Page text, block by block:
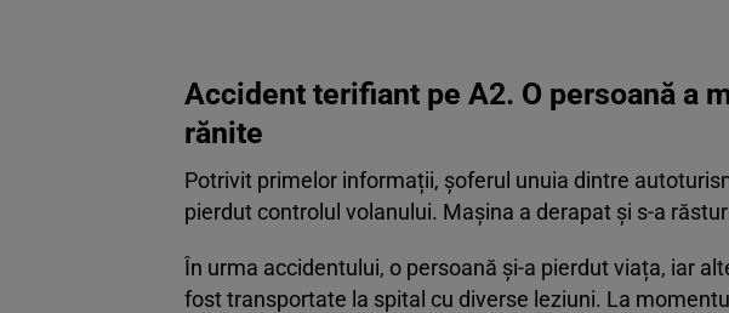
Accident terifiant pe A2. O persoană a
rănite
Potrivit primelor informații, șoferul unuia dintre
pierdut controlul volanului. Mașina a derapat și s-a
În urma accidentului, o persoană și-a pierdut viața, iar
fost transportate la spital cu diverse leziuni. La